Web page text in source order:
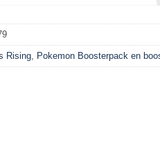
Rising Pokemon Boosterpack en